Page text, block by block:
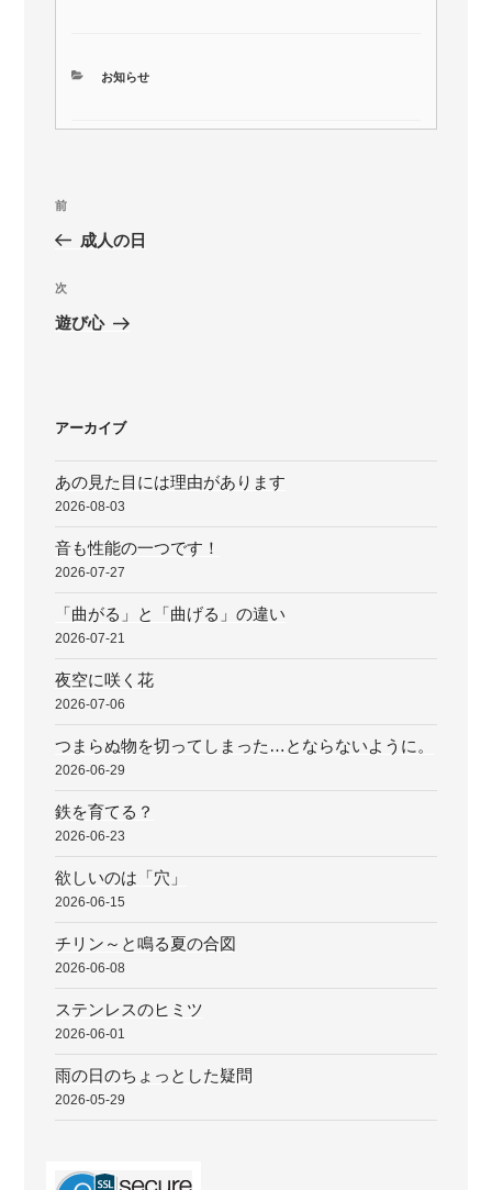
カ
お知らせ
投
ナ
ビ
ゲ
ン
前
の
稿
前
成人の日
次
の
次
遊び心
アーカイブ
あの見た目には理由があります
2026-08-03
音も性能の一つです！
2026-07-27
「曲がる」と「曲げる」の違い
2026-07-21
夜空に咲く花
2026-07-06
つまらぬ物を切ってしまった…とならないように。
2026-06-29
鉄を育てる？
2026-06-23
欲しいのは「穴」
2026-06-15
チリン～と鳴る夏の合図
2026-06-08
ステンレスのヒミツ
2026-06-01
雨の日のちょっとした疑問
2026-05-29